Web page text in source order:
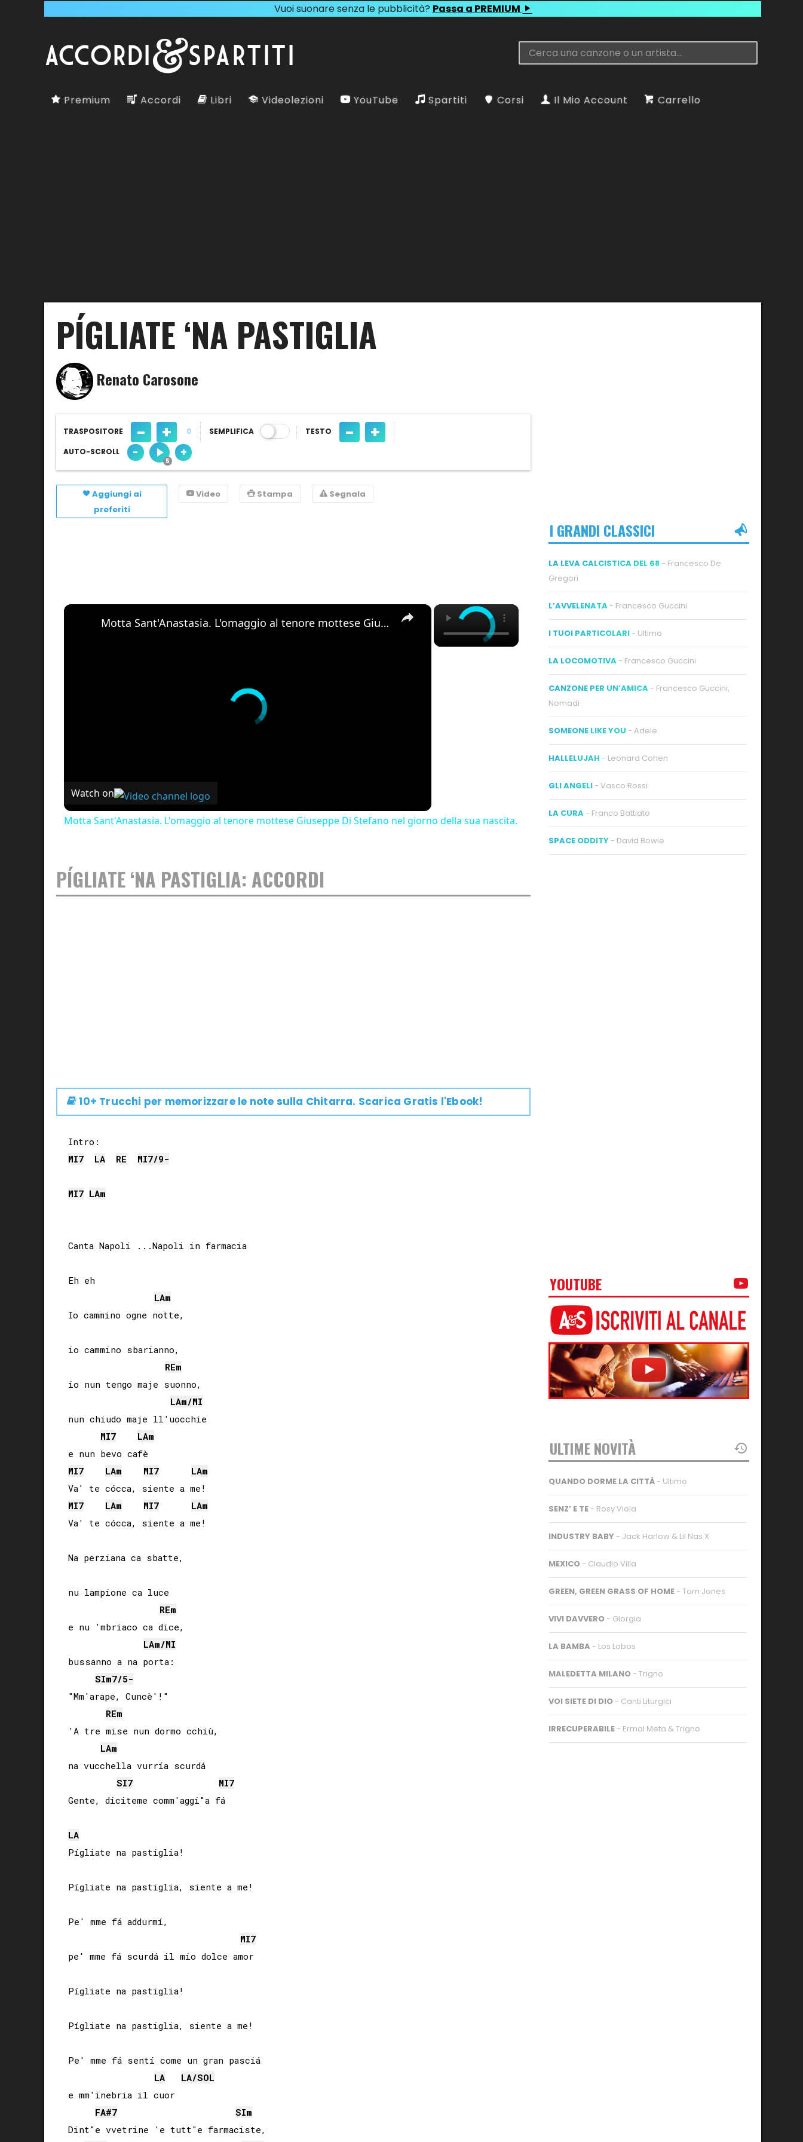
Vuoi suonare senza le pubblicità? Passa a PREMIUM
Premium Accordi Libri Videolezioni YouTube Spartiti Corsi Il Mio Account Carrello
PÍGLIATE ‘NA PASTIGLIA
Renato Carosone
TRASPOSITORE - + 0 SEMPLIFICA TESTO - +
AUTO-SCROLL - +
Aggiungi ai
preferiti
Video Stampa Segnala
×
×
Motta Sant'Anastasia. L'omaggio al tenore mottese Giuseppe Di Stefano nel giorno della sua nascita.
Watch on
Motta Sant'Anastasia. L'omaggio al tenore mottese Giuseppe Di Stefano nel giorno della sua nascita.
PÍGLIATE ‘NA PASTIGLIA: ACCORDI
10+ Trucchi per memorizzare le note sulla Chitarra. Scarica Gratis l'Ebook!
MI7 LA RE MI7/9-
MI7 LAm
Canta Napoli ...Napoli in farmacia
Eh eh
LAm
Io cammino ogne notte,
io cammino sbarianno,
REm
io nun tengo maje suonno,
LAm/MI
nun chiudo maje ll'uocchie
MI7 LAm
MI7 LAm MI7 LAm
MI7 LAm MI7 LAm
Va' te cócca, siente a me!
Na perziana ca sbatte,
nu lampione ca luce
REm
e nu 'mbriaco ca dice,
LAm/MI
bussanno a na porta:
SIm7/5-
"Mm'arape, Cuncè'!"
REm
'A tre mise nun dormo cchiù,
LAm
na vucchella vurría scurdá
SI7 MI7
LA
Pígliate na pastiglia!
Pígliate na pastiglia, siente a me!
Pe' mme fá addurmí,
MI7
pe' mme fá scurdá il mio dolce amor
Pígliate na pastiglia!
Pígliate na pastiglia, siente a me!
Pe' mme fá sentí come un gran pasciá
LA
LA/SOL
e mm'inebria il cuor
FA#7 SIm
Dint"e vvetrine 'e tutt"e farmaciste,
I GRANDI CLASSICI
LA LEVA CALCISTICA DEL 68 - Francesco De
Gregori
L’AVVELENATA - Francesco Guccini
I TUOI PARTICOLARI - Ultimo
LA LOCOMOTIVA - Francesco Guccini
CANZONE PER UN’AMICA - Francesco Guccini,
Nomadi
SOMEONE LIKE YOU - Adele
HALLELUJAH - Leonard Cohen
GLI ANGELI - Vasco Rossi
LA CURA - Franco Battiato
SPACE ODDITY - David Bowie
YOUTUBE
ULTIME NOVITÀ
QUANDO DORME LA CITTÀ - Ultimo
SENZ’ E TE - Rosy Viola
INDUSTRY BABY - Jack Harlow & Lil Nas X
MEXICO - Claudio Villa
GREEN, GREEN GRASS OF HOME - Tom Jones
VIVI DAVVERO - Giorgia
LA BAMBA - Los Lobos
MALEDETTA MILANO - Trigno
VOI SIETE DI DIO - Canti Liturgici
IRRECUPERABILE - Ermal Meta & Trigno